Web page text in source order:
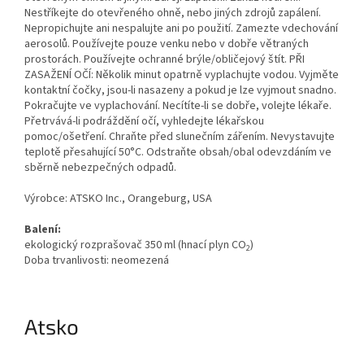
Nestříkejte do otevřeného ohně, nebo jiných zdrojů zapálení.
Nepropichujte ani nespalujte ani po použití. Zamezte vdechování
aerosolů. Používejte pouze venku nebo v dobře větraných
prostorách. Používejte ochranné brýle/obličejový štít. PŘI
ZASAŽENÍ OČÍ: Několik minut opatrně vyplachujte vodou. Vyjměte
kontaktní čočky, jsou-li nasazeny a pokud je lze vyjmout snadno.
Pokračujte ve vyplachování. Necítíte-li se dobře, volejte lékaře.
Přetrvává-li podráždění očí, vyhledejte lékařskou
pomoc/ošetření. Chraňte před slunečním zářením. Nevystavujte
teplotě přesahující 50°C. Odstraňte obsah/obal odevzdáním ve
sběrně nebezpečných odpadů.
Výrobce: ATSKO Inc., Orangeburg, USA
Balení:
ekologický rozprašovač 350 ml (hnací plyn CO2)
Doba trvanlivosti: neomezená
Atsko